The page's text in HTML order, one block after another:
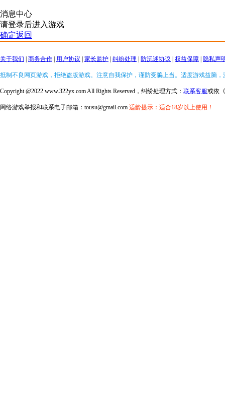
消息中心
请登录后进入游戏
确定返回
关于我们 商务合作 用户协议 家长监护 纠纷处理 防沉迷协议 权益保障 隐私声
抵制不良网页游戏，拒绝盗版游戏。注意自我保护，谨防受骗上当。适度游戏益脑
Copyright @2022 www.322yx.com All Rights Reserved，纠纷处理方式： 联系客服或依《
网络游戏举报和联系电子邮箱：tousu@gmail.com 适龄提示：适合18岁以上使用！